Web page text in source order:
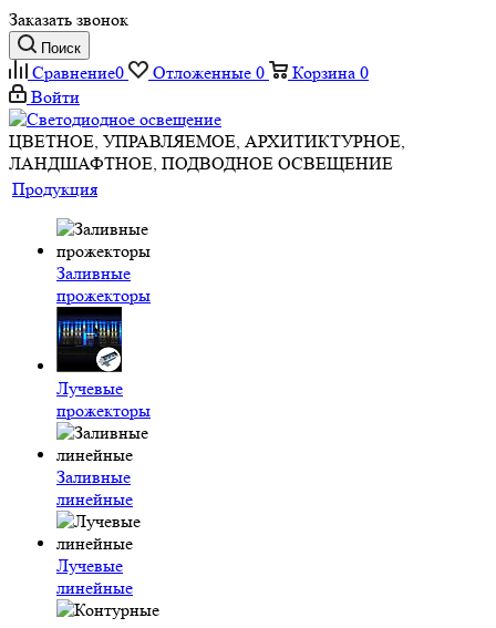
Заказать звонок
Поиск
Сравнение0 Отложенные 0 Корзина 0
Войти
ЦВЕТНОЕ, УПРАВЛЯЕМОЕ, АРХИТИКТУРНОЕ,
ЛАНДШАФТНОЕ, ПОДВОДНОЕ ОСВЕЩЕНИЕ
Продукция
Заливные
прожекторы
Лучевые
прожекторы
Заливные
линейные
Лучевые
линейные